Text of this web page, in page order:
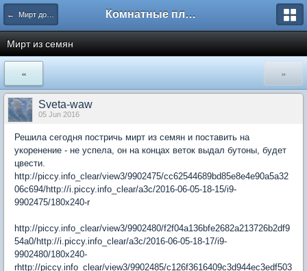
← Мирт дома твоего Комнатные плодовые экзоты
Мирт из семян
« »
Sveta-waw
05 Jun 2016
Решила сегодня постричь мирт из семян и поставить на
укоренение - не успела, он на концах веток выдал бутоны, будет
цвести.
http://piccy.info_clear/view3/9902475/cc62544689bd85e8e4e90a5a32
06c694/http://i.piccy.info_clear/a3c/2016-06-05-18-15/i9-
9902475/180x240-r
http://piccy.info_clear/view3/9902480/f2f04a136bfe2682a213726b2df9
54a0/http://i.piccy.info_clear/a3c/2016-06-05-18-17/i9-
9902480/180x240-
rhttp://piccy.info_clear/view3/9902485/c126f3616409c3d944ec3edf503